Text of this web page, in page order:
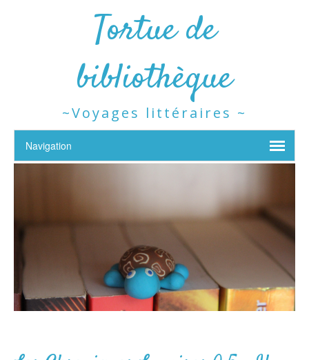
Tortue de
bibliothèque
~Voyages littéraires ~